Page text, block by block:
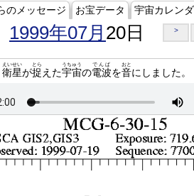
のメッセージ お宝データ 宇宙カレン
1999年07月 20日 >
衛星
えいせい
が捉
とら
えた宇宙
うちゅう
の電波
でんぱ
を音
おと
にしました。